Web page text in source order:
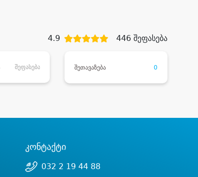
4.9 446 შეფასება
შეფასება შეთავაზება 0
კონტაქტი
032 2 19 44 88